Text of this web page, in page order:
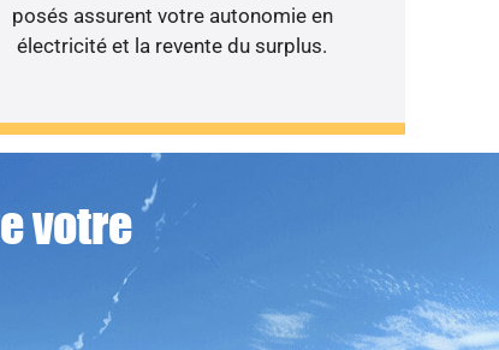
posés assurent votre autonomie en
électricité et la revente du surplus.
votre